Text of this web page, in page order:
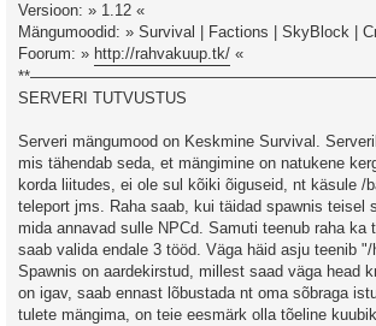
Versioon: » 1.12 «
Mängumoodid: » Survival | Factions | SkyBlock |
Foorum: » http://rahvakuup.tk/ «
SERVERI TUTVUSTUS
Serveri mängumood on Keskmine Survival.
mis tähendab seda, et mängimine on natukene
korda liitudes, ei ole sul kõiki õiguseid, nt käsule /
teleport jms. Raha saab, kui täidad spawnis teisel
mida annavad sulle NPCd. Samuti teenub raha ka
saab valida endale 3 tööd. Väga häid asju teenib "/
Spawnis on aardekirstud, millest saad väga head
on igav, saab ennast lõbustada nt oma sõbraga
tulete mängima, on teie eesmärk olla tõeline